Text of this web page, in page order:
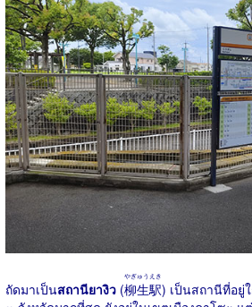
ถัดมาเป็นสถานียางิว (柳生駅
やぎゅうえき
) เป็นสถานีที่อยู่